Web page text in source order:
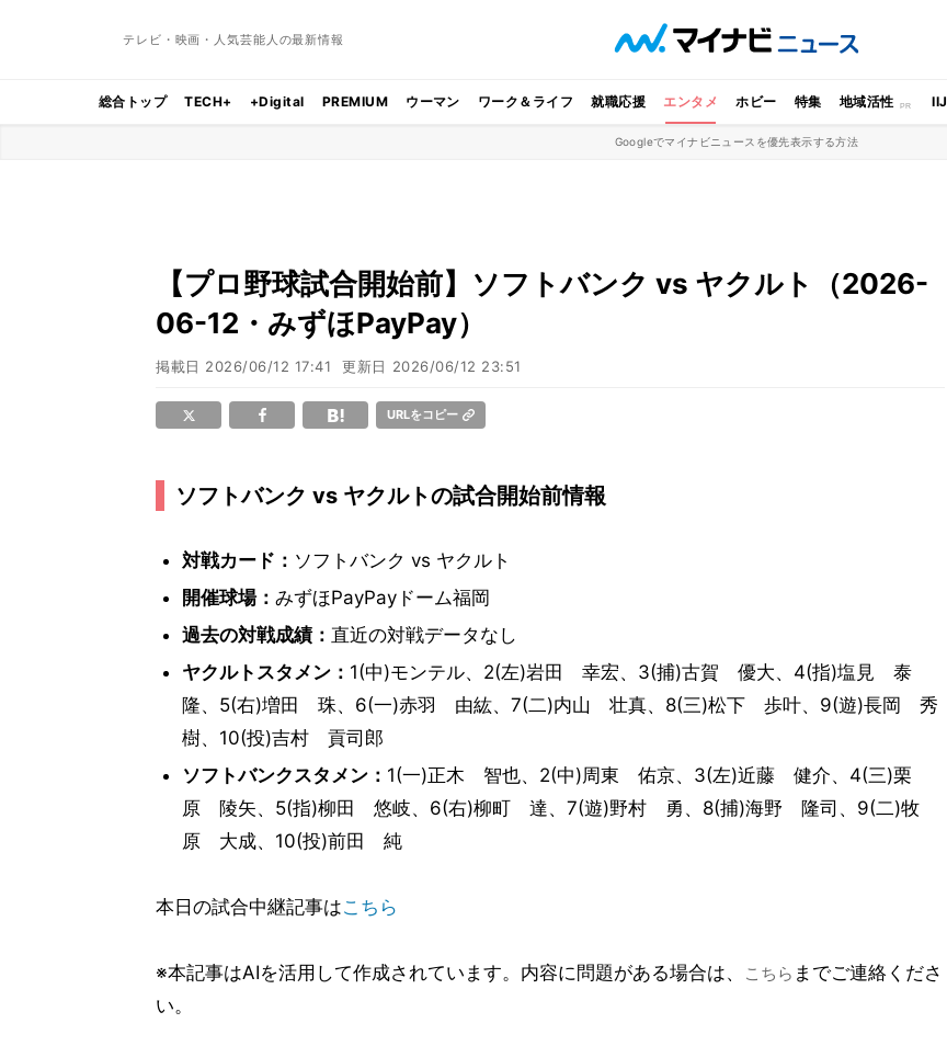
テレビ・映画・人気芸能人の最新情報
総合トップ TECH+ +Digital PREMIUM ウーマン ワーク＆ライフ 就職応援 エンタメ ホビー 特集 地域活性 IIJ
Googleでマイナビニュースを優先表示する方法
【プロ野球試合開始前】ソフトバンク vs ヤクルト（2026-
06-12・みずほPayPay）
掲載日 2026/06/12 17:41 更新日 2026/06/12 23:51
URLをコピー
ソフトバンク vs ヤクルトの試合開始前情報
対戦カード： ソフトバンク vs ヤクルト
開催球場： みずほPayPayドーム福岡
過去の対戦成績： 直近の対戦データなし
ヤクルトスタメン： 1(中)モンテル、2(左)岩田 幸宏、3(捕)古賀 優大、4(指)塩見 泰
隆、5(右)増田 珠、6(一)赤羽 由紘、7(二)内山 壮真、8(三)松下 歩叶、9(遊)長岡 秀
樹、10(投)吉村 貢司郎
ソフトバンクスタメン： 1(一)正木 智也、2(中)周東 佑京、3(左)近藤 健介、4(三)栗
原 陵矢、5(指)柳田 悠岐、6(右)柳町 達、7(遊)野村 勇、8(捕)海野 隆司、9(二)牧
原 大成、10(投)前田 純
本日の試合中継記事はこちら
※本記事はAIを活用して作成されています。内容に問題がある場合は、 こちら までご連絡くださ
い。